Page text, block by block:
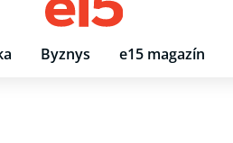
Byznys e15 magazín